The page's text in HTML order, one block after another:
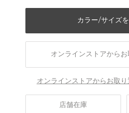
カラー/サイズ
オンラインストアからお
オンラインストアからお取
店舗在庫